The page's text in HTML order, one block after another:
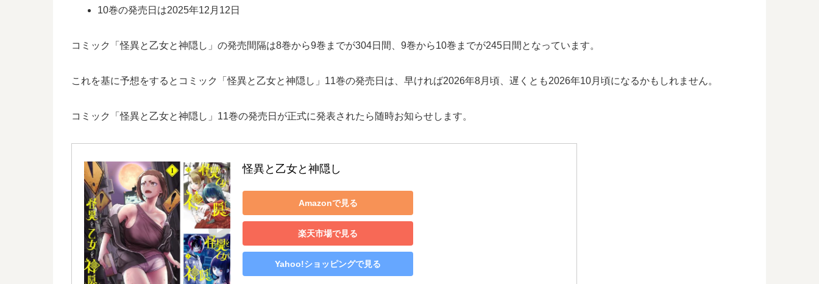
10巻の発売日は2025年12月12日
コミック「怪異と乙女と神隠し」の発売間隔は8巻から9巻までが304日間、9巻から10巻までが245日間となっています。
これを基に予想をするとコミック「怪異と乙女と神隠し」11巻の発売日は、早ければ2026年8月頃、遅くとも2026年10月頃になるかもしれません。
コミック「怪異と乙女と神隠し」11巻の発売日が正式に発表されたら随時お知らせします。
怪異と乙女と神隠し
Amazonで見る
楽天市場で見る
Yahoo!ショッピングで見る